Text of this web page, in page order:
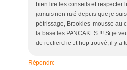
bien lire les conseils et respecter
jamais rien raté depuis que je
pétrissage, Brookies, mousse au
la base les PANCAKES !!! Si je
de recherche et hop trouvé, il y a
Répondre